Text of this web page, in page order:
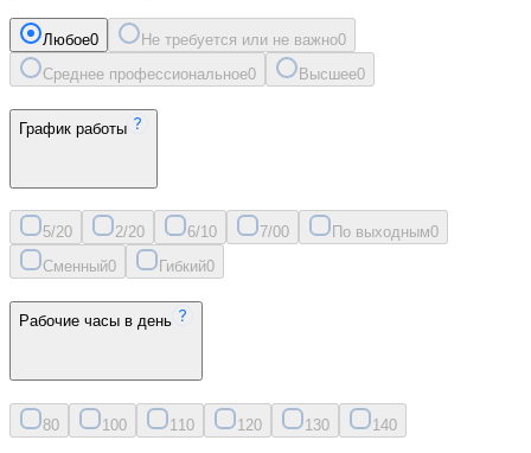
Любое0 Не требуется или не важно0
Среднее профессиональное0 Высшее0
График работы
5/20 2/20 6/10 7/00 По выходным0
Сменный0 Гибкий0
Рабочие часы в день
80 100 11 0 120 130 140